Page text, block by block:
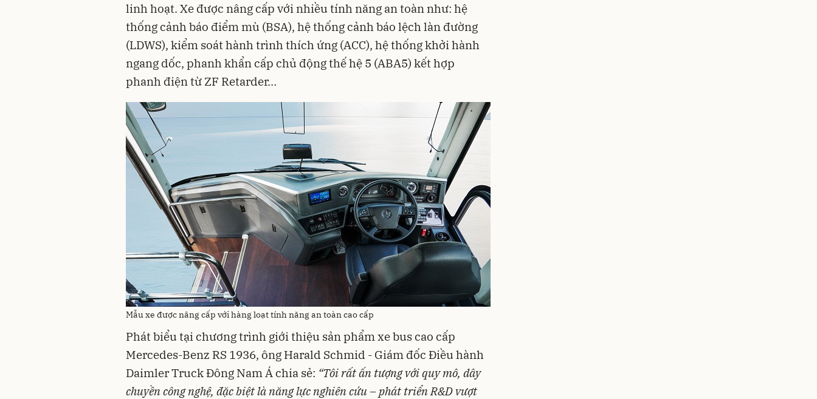
linh hoạt. Xe được nâng cấp với nhiều tính năng an toàn như: hệ
thống cảnh báo điểm mù (BSA), hệ thống cảnh báo lệch làn đường
(LDWS), kiểm soát hành trình thích ứng (ACC), hệ thống khởi hành
ngang dốc, phanh khẩn cấp chủ động thế hệ 5 (ABA5) kết hợp
phanh điện từ ZF Retarder…
Mẫu xe được nâng cấp với hàng loạt tính năng an toàn cao cấp
Phát biểu tại chương trình giới thiệu sản phẩm xe bus cao cấp
Mercedes-Benz RS 1936, ông Harald Schmid - Giám đốc Điều hành
Daimler Truck Đông Nam Á chia sẻ: “Tôi rất ấn tượng với quy mô, dây
chuyền công nghệ, đặc biệt là năng lực nghiên cứu – phát triển R&D vượt